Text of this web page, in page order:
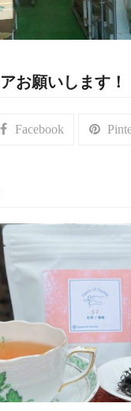
お願いします！
Facebook